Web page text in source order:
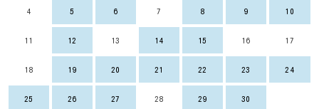
4 5 6 7 8 9 10
11 12 13 14 15 16 17
18 19 20 21 22 23 24
25 26 27 28 29 30